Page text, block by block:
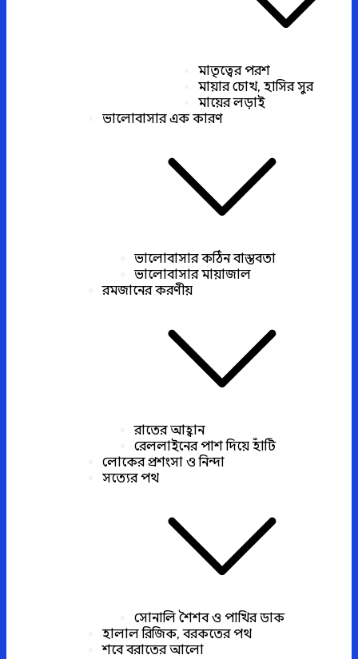
মাতৃত্বের পরশ
মায়ার চোখ, হাসির সুর
মায়ের লড়াই
ভালোবাসার এক কারণ
ভালোবাসার কঠিন বাস্তবতা
ভালোবাসার মায়াজাল
রমজানের করণীয়
রাতের আহ্বান
রেললাইনের পাশ দিয়ে হাঁটি
লোকের প্রশংসা ও নিন্দা
সত্যের পথ
সোনালি শৈশব ও পাখির ডাক
হালাল রিজিক, বরকতের পথ
শবে বরাতের আলো